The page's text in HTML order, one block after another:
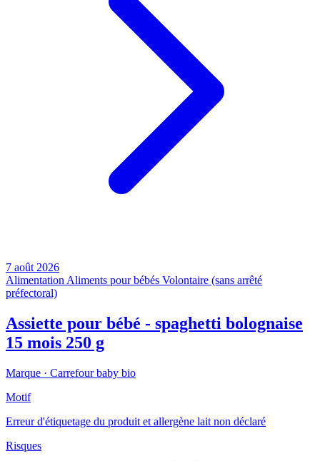
7 août 2026
Alimentation Aliments pour bébés Volontaire (sans arrêté
préfectoral)
Assiette pour bébé - spaghetti bolognaise
15 mois 250 g
Marque · Carrefour baby bio
Motif
Erreur d'étiquetage du produit et allergène lait non déclaré
Risques